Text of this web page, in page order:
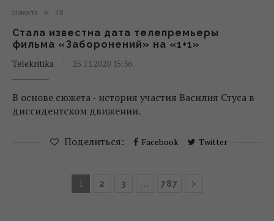
Новости ТВ
Стала известна дата телепремьеры
фильма «Заборонений» на «1+1»
Telekritika
25.11.2020 15:36
В основе сюжета - история участия Василия Стуса в
диссидентском движении.
Поделиться: Facebook Twitter
1 2 3 … 787